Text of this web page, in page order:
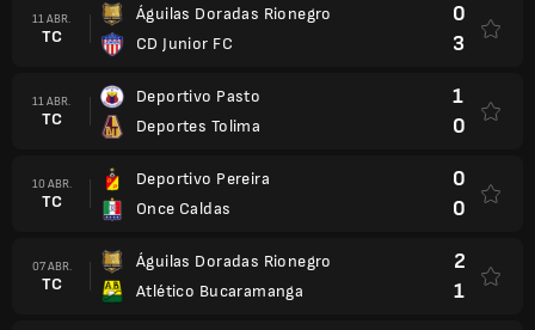
11 ABR.
TC
Águilas Doradas Rionegro
CD Junior FC
0
3
11 ABR.
TC
Deportivo Pasto
Deportes Tolima
1
0
10 ABR.
TC
Deportivo Pereira
Once Caldas
0
0
07 ABR.
TC
Águilas Doradas Rionegro
Atlético Bucaramanga
2
1